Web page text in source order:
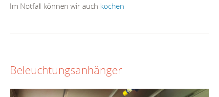
Im Notfall können wir auch kochen
Beleuchtungsanhänger